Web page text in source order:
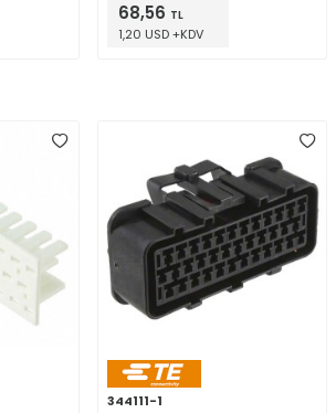
68,56 TL
1,20 USD +KDV
344111-1